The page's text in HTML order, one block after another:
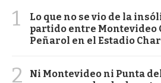
1
Lo que no se vio de la
partido entre Montevideo
Peñarol en el Estadio
2
Ni Montevideo ni Punta